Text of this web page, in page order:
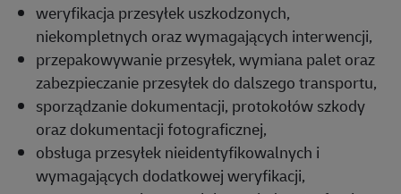
weryfikacja przesyłek uszkodzonych,
niekompletnych oraz wymagających interwencji,
przepakowywanie przesyłek, wymiana palet oraz
zabezpieczanie przesyłek do dalszego transportu,
sporządzanie dokumentacji, protokołów szkody
oraz dokumentacji fotograficznej,
obsługa przesyłek nieidentyfikowalnych i
wymagających dodatkowej weryfikacji,